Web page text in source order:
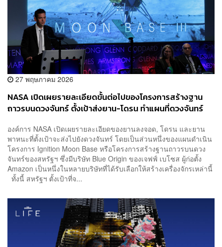
27 พฤษภาคม 2026
NASA เปิดเผยรายละเอียดขั้นต่อไปของโครงการสร้างฐาน
ถาวรบนดวงจันทร์ ตั้งเป้าส่งยาน-โดรน ทำแผนที่ดวงจันทร์
องค์การ NASA เปิดเผยรายละเอียดของยานลงจอด, โดรน และยาน
พาหนะที่ตั้งเป้าจะส่งไปยังดวงจันทร์ โดยเป็นส่วนหนึ่งของแผนดำเนิน
โครงการ Ignition Moon Base หรือโครงการสร้างฐานถาวรบนดวง
จันทร์ของสหรัฐฯ ซึ่งมีบริษัท Blue Origin ของเจฟฟ์ เบโซส ผู้ก่อตั้ง
Amazon เป็นหนึ่งในหลายบริษัทที่ได้รับเลือกให้สร้างเครื่องจักรเหล่านี้
ทั้งนี้ สหรัฐฯ ตั้งเป้าที่จ...